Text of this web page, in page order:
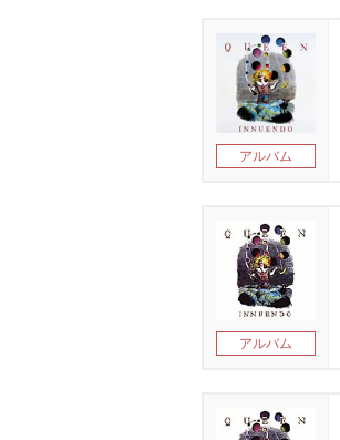
アルバム
アルバム